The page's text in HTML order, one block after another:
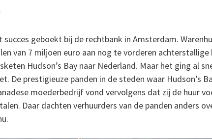
succes geboekt bij de rechtbank in Amsterdam.
van 7 miljoen euro aan nog te vorderen achterstallige
Hudson’s Bay naar Nederland. Maar het ging al
De prestigieuze panden in de steden waar Hudson’s
moederbedrijf vond vervolgens dat zij de huur
Daar dachten verhuurders van de panden anders